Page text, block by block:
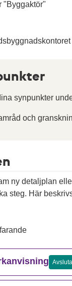
"Byggaktör"
synpunkter
och
ny detaljplan
steg. Här